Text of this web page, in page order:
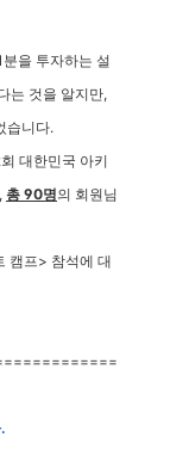
분을 투자하는 설
는 것을 알지만,
습니다.
대한민국 아키
총 90명의 회원님
캠프> 참석에 대